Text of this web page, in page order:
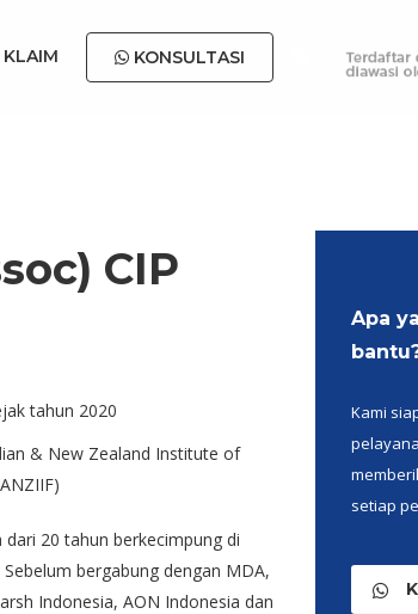
KLAIM KONSULTASI
CIP
tahun 2020
& New Zealand Institute of
dari 20 tahun berkecimpung di
bergabung dengan MDA,
Indonesia, AON Indonesia dan
Apa
Kami
setiap